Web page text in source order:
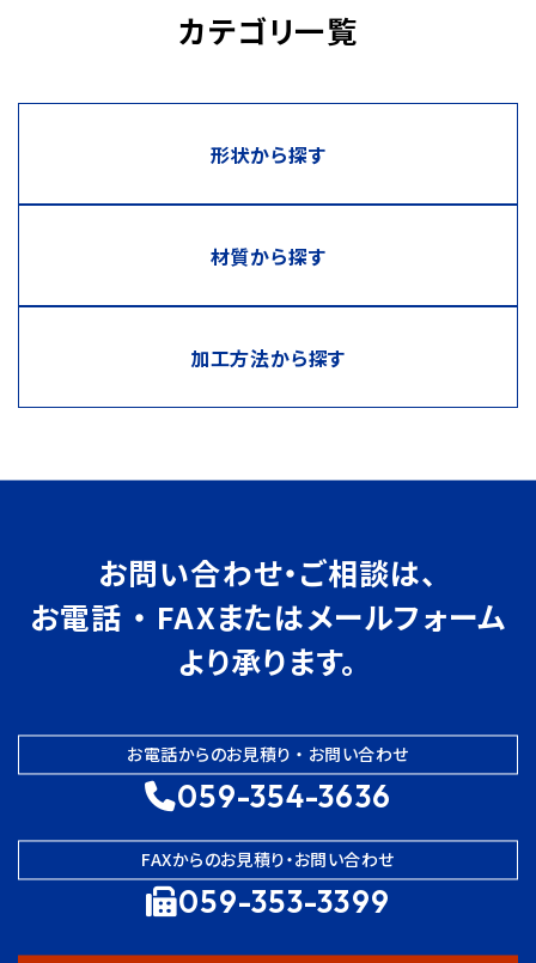
カテゴリ一覧
形状から探す
材質から探す
加工方法から探す
お問い合わせ・ご相談は、
お電話 ・ FAXまたはメールフォーム
より承ります。
お電話からのお見積り ・ お問い合わせ
059-354-3636
FAXからのお見積り・お問い合わせ
059-353-3399